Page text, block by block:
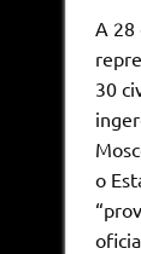
A 28
30
o